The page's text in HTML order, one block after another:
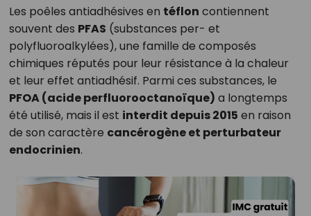
Les poêles antiadhésives en téflon contiennent
souvent des PFAS (substances per- et
polyfluoroalkylées), une famille de composés
chimiques réputés pour leur résistance à la chaleur
et leur effet antiadhésif. Parmi ces substances, le
PFOA (acide perfluorooctanoïque) a longtemps
été utilisé, mais il est interdit depuis 2015 en raison
de son caractère cancérogène et perturbateur
endocrinien.